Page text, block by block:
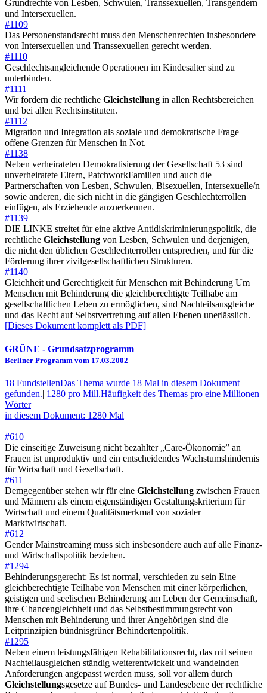
Grundrechte von Lesben, Schwulen, Transsexuellen, Transgendern
und Intersexuellen.
#1109
Das Personenstandsrecht muss den Menschenrechten insbesondere
von Intersexuellen und Transsexuellen gerecht werden.
#1110
Geschlechtsangleichende Operationen im Kindesalter sind zu
unterbinden.
#1111
Wir fordern die rechtliche Gleichstellung in allen Rechtsbereichen
und bei allen Rechtsinstituten.
#1112
Migration und Integration als soziale und demokratische Frage –
offene Grenzen für Menschen in Not.
#1138
Neben verheirateten Demokratisierung der Gesellschaft 53 sind
unverheiratete Eltern, PatchworkFamilien und auch die
Partnerschaften von Lesben, Schwulen, Bisexuellen, Intersexuelle/n
sowie anderen, die sich nicht in die gängigen Geschlechterrollen
einfügen, als Erziehende anzuerkennen.
#1139
DIE LINKE streitet für eine aktive Antidiskriminierungspolitik, die
rechtliche Gleichstellung von Lesben, Schwulen und derjenigen,
die nicht den üblichen Geschlechterrollen entsprechen, und für die
Förderung ihrer zivilgesellschaftlichen Strukturen.
#1140
Gleichheit und Gerechtigkeit für Menschen mit Behinderung Um
Menschen mit Behinderung die gleichberechtigte Teilhabe am
gesellschaftlichen Leben zu ermöglichen, sind Nachteilsausgleiche
und das Recht auf Selbstvertretung auf allen Ebenen unerlässlich.
[Dieses Dokument komplett als PDF]
GRÜNE - Grundsatzprogramm
Berliner Programm vom 17.03.2002
18 FundstellenDas Thema wurde 18 Mal in diesem Dokument
gefunden.| 1280 pro Mill.Häufigkeit des Themas pro eine Millionen
Wörter
in diesem Dokument: 1280 Mal
#610
Die einseitige Zuweisung nicht bezahlter „Care-Ökonomie” an
Frauen ist unproduktiv und ein entscheidendes Wachstumshindernis
für Wirtschaft und Gesellschaft.
#611
Demgegenüber stehen wir für eine Gleichstellung zwischen Frauen
und Männern als einem eigenständigen Gestaltungskriterium für
Wirtschaft und einem Qualitätsmerkmal von sozialer
Marktwirtschaft.
#612
Gender Mainstreaming muss sich insbesondere auch auf alle Finanz-
und Wirtschaftspolitik beziehen.
#1294
Behinderungsgerecht: Es ist normal, verschieden zu sein Eine
gleichberechtigte Teilhabe von Menschen mit einer körperlichen,
geistigen und seelischen Behinderung am Leben der Gemeinschaft,
ihre Chancengleichheit und das Selbstbestimmungsrecht von
Menschen mit Behinderung und ihrer Angehörigen sind die
Leitprinzipien bündnisgrüner Behindertenpolitik.
#1295
Neben einem leistungsfähigen Rehabilitationsrecht, das mit seinen
Nachteilausgleichen ständig weiterentwickelt und wandelnden
Anforderungen angepasst werden muss, soll vor allem durch
Gleichstellungsgesetze auf Bundes- und Landesebene der rechtliche